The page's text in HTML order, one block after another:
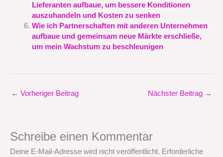
Lieferanten aufbaue, um bessere Konditionen
auszuhandeln und Kosten zu senken
Wie ich Partnerschaften mit anderen Unternehmen
aufbaue und gemeinsam neue Märkte erschließe,
um mein Wachstum zu beschleunigen
← Vorheriger Beitrag Nächster Beitrag →
Schreibe einen Kommentar
Deine E-Mail-Adresse wird nicht veröffentlicht. Erforderliche